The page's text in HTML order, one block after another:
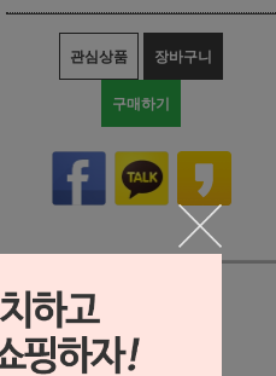
관심상품 장바구니
구매하기
새창 열기